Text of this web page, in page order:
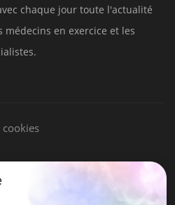
chaque jour toute l'actualité
en exercice et les